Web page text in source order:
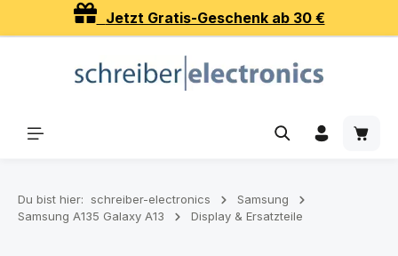
Zum Hauptinhalt springenJetzt Gratis-Geschenk ab 30 €
Du bist hier: schreiber-electronics
Samsung
Samsung A135 Galaxy A13
Display & Ersatzteile